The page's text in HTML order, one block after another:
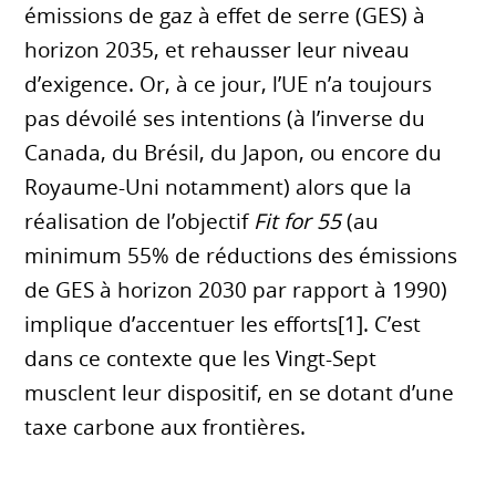
émissions de gaz à effet de serre (GES) à
horizon 2035, et rehausser leur niveau
d’exigence. Or, à ce jour, l’UE n’a toujours
pas dévoilé ses intentions (à l’inverse du
Canada, du Brésil, du Japon, ou encore du
Royaume-Uni notamment) alors que la
réalisation de l’objectif Fit for 55(au
minimum 55% de réductions des émissions
de GES à horizon 2030 par rapport à 1990)
implique d’accentuer les efforts[1]. C’est
dans ce contexte que les Vingt-Sept
musclent leur dispositif, en se dotant d’une
taxe carbone aux frontières.